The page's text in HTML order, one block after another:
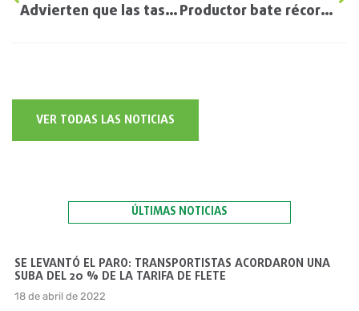
Advierten que las tasas viales y guías de traslado se han convertido en “herramientas recaudatorias abusivas” Productor bate récord de cosecha de soja en Brasil
VER TODAS LAS NOTICIAS
ÚLTIMAS NOTICIAS
SE LEVANTÓ EL PARO: TRANSPORTISTAS ACORDARON UNA
SUBA DEL 20 % DE LA TARIFA DE FLETE
18 de abril de 2022